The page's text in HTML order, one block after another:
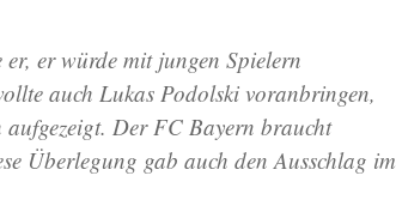
er würde mit jungen Spielern
auch Lukas Podolski voranbringen,
Der FC Bayern braucht
Überlegung gab auch den Ausschlag im